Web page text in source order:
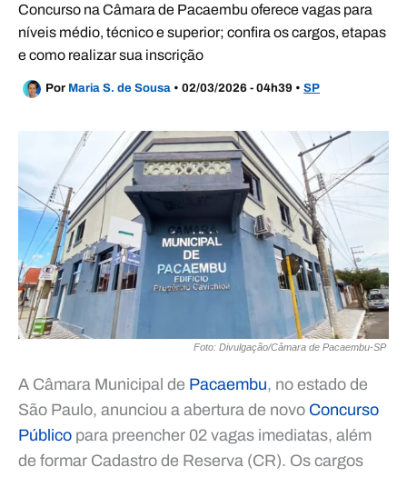
Concurso na Câmara de Pacaembu oferece vagas para
níveis médio, técnico e superior; confira os cargos, etapas
e como realizar sua inscrição
Por Maria S. de Sousa • 02/03/2026 - 04h39 • SP
Foto: Divulgação/Câmara de Pacaembu-SP
A Câmara Municipal de Pacaembu, no estado de
São Paulo, anunciou a abertura de novo Concurso
Público para preencher 02 vagas imediatas, além
de formar Cadastro de Reserva (CR). Os cargos